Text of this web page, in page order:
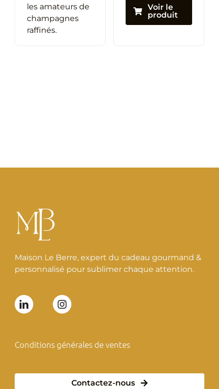
les amateurs de
champagnes
raffinés.
Voir le
produit
Maison Le Berre, expert du cadeau gourmand &
personnalisé pour sublimer chaque attention.
Conditions générales de ventes
Contactez-nous